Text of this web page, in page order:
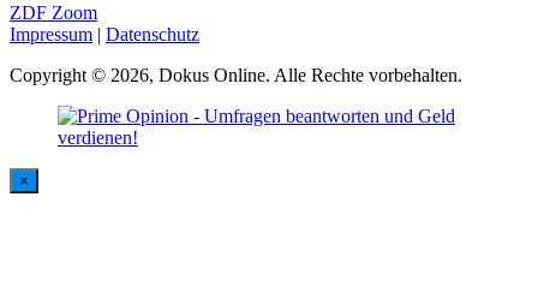
ZDF Zoom
Impressum | Datenschutz
Copyright © 2026, Dokus Online. Alle Rechte vorbehalten.
×